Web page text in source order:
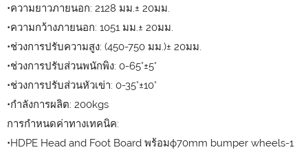
•ความยาวภายนอก: 2128 มม.± 20มม.
•ความกว้างภายนอก: 1051 มม.± 20มม.
•ช่วงการปรับความสูง: (450-750 มม.)± 20มม.
•ช่วงการปรับส่วนพนักพิง: 0-65°±5°
•ช่วงการปรับส่วนหัวเข่า: 0-35°±10°
•กำลังการผลิต: 200kgs
การกำหนดค่าทางเทคนิค:
•HDPE Head and Foot Board พร้อมф70mm bumper wheels-1